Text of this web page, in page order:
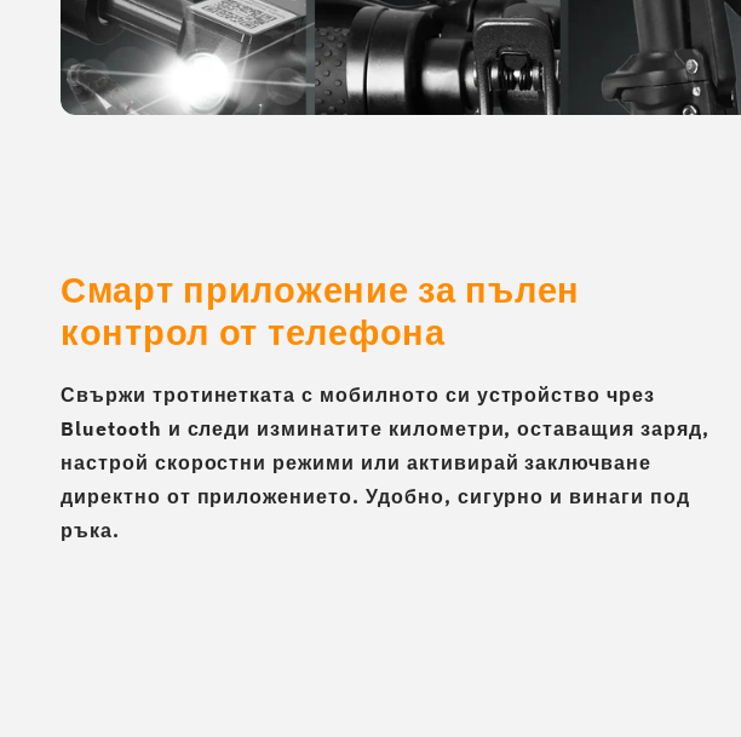
Смарт приложение за пълен
контрол от телефона
Свържи тротинетката с мобилното си устройство чрез
Bluetooth и следи изминатите километри, оставащия заряд,
настрой скоростни режими или активирай заключване
директно от приложението. Удобно, сигурно и винаги под
ръка.